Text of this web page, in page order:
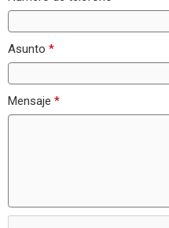
Asunto *
Mensaje *